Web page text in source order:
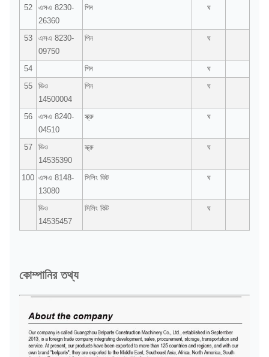
52
এসএ 8230-
26360
পিন ঘ
53
এসএ 8230-
09750
পিন ঘ
54 পিন
ঘ
55
ভিও
14500004
পিন ঘ
56
এসএ 8240-
04510
স্ক্রু ঘ
57
ভিও
14535390
স্ক্রু ঘ
100 এসএ 8148-
13080
সিলিং কিট ঘ
ভিও
14535457
সিলিং কিট ঘ
কোম্পানির তথ্য